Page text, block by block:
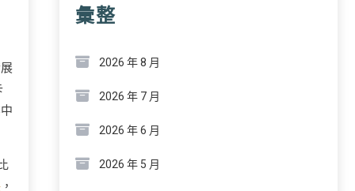
，
彙整
2026 年 8 月
2026 年 7 月
2026 年 6 月
2026 年 5 月